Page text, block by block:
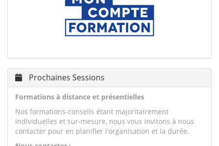
Prochaines Sessions
Formations à distance et présentielles
Nos formations-conseils étant majoritairement
individuelles et sur-mesure, nous vous invitons à nous
contacter pour en planifier l'organisation et la durée.